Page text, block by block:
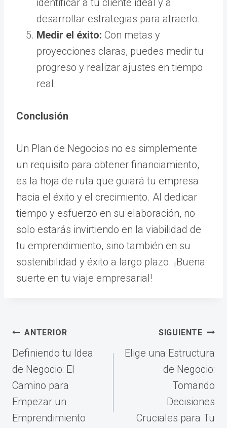
desarrollar estrategias para atraerlo.
Medir el éxito: Con metas y
proyecciones claras, puedes medir tu
progreso y realizar ajustes en tiempo
real.
Conclusión
Un Plan de Negocios no es simplemente
un requisito para obtener financiamiento,
es la hoja de ruta que guiará tu empresa
hacia el éxito y el crecimiento. Al dedicar
tiempo y esfuerzo en su elaboración, no
solo estarás invirtiendo en la viabilidad de
tu emprendimiento, sino también en su
sostenibilidad y éxito a largo plazo. ¡Buena
suerte en tu viaje empresarial!
Navegación
de
entradas
ANTERIOR
Definiendo tu Idea
de Negocio: El
Camino para
Empezar un
Emprendimiento
SIGUIENTE
Elige una Estructura
de Negocio:
Tomando
Decisiones
Cruciales para Tu